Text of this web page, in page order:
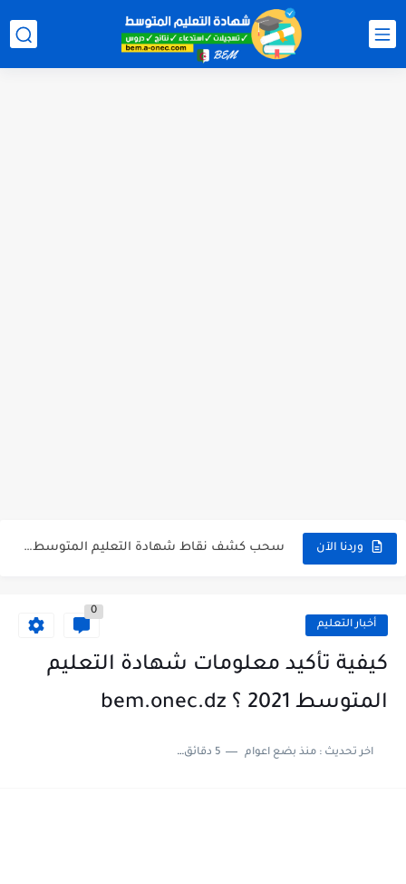
وردنا الآن سحب كشف نقاط شهادة التعليم المتوسط للناجحين 2026 bem.onec.dz releve
الآن سحب كشف نقاط شهادة التعليم المتوسط 2026 bem.onec.dz أخبار التعليم
0
كيفية تأكيد معلومات شهادة التعليم
المتوسط 2021 ؟ bem.onec.dz
اخر تحديث :منذ بضع اعوام 5 دقائق للقراءة